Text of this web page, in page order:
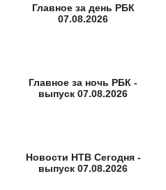
Главное за день РБК
07.08.2026
Главное за ночь РБК -
выпуск 07.08.2026
Новости НТВ Сегодня -
выпуск 07.08.2026